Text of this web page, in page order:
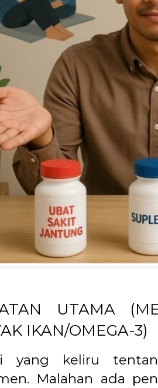
UTAMA
IKAN/OMEGA-3)
yang keliru
Malahan ada